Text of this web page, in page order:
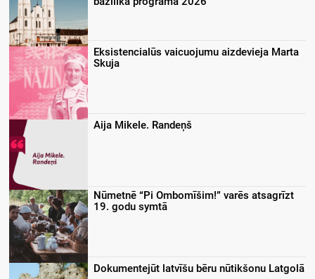
Eksistencialūs vaicuojumu aizdevieja Marta
Skuja
Aija Mikele. Randeņš
Nūmetnē “Pi Ombomīšim!” varēs atsagrīzt
19. godu symtā
Dokumentejūt latvīšu bēru nūtikšonu Latgolā